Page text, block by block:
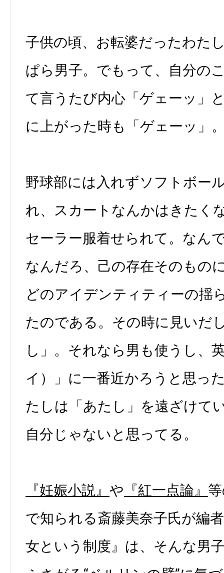
子供の頃、お転婆だったわた
ぱら男子。でもって、自分の
て言うたび内心「ゲェーッ」
に上がった時も「ゲェーッ」
野球部には入れずソフトボー
れ、スカートなんかはきたく
セーラー服着せられて。なん
なんだろ、己の存在そのもの
どのアイデンティティーの揺
たのである。その時に見いだ
し」。それなら男も使うし、
イ）」に一番近かろうと思っ
たしは「あたし」を遠ざけて
自分じゃないと思ってる。
『妊娠小説』 や 『紅一点論』
で知られる斎藤美奈子氏が編
女という制度』は、そんな男